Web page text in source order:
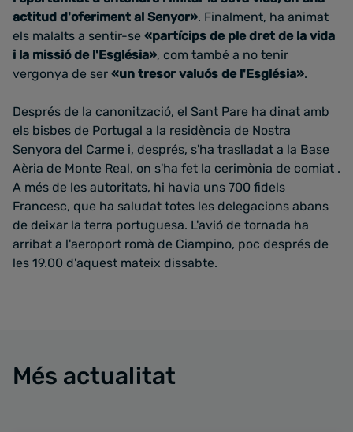
actitud d'oferiment al Senyor». Finalment, ha animat
els malalts a sentir-se «partícips de ple dret de la vida
i la missió de l'Església», com també a no tenir
vergonya de ser «un tresor valuós de l'Església».
Després de la canonització, el Sant Pare ha dinat amb
els bisbes de Portugal a la residència de Nostra
Senyora del Carme i, després, s'ha traslladat a la Base
Aèria de Monte Real, on s'ha fet la cerimònia de comiat .
A més de les autoritats, hi havia uns 700 fidels
Francesc, que ha saludat totes les delegacions abans
de deixar la terra portuguesa. L'avió de tornada ha
arribat a l'aeroport romà de Ciampino, poc després de
les 19.00 d'aquest mateix dissabte.
Més actualitat